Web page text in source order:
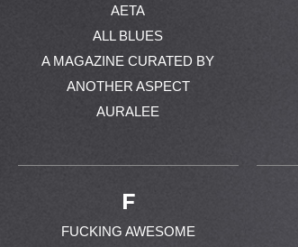
AETA
ALL BLUES
A MAGAZINE CURATED BY
ANOTHER ASPECT
AURALEE
F
FUCKING AWESOME